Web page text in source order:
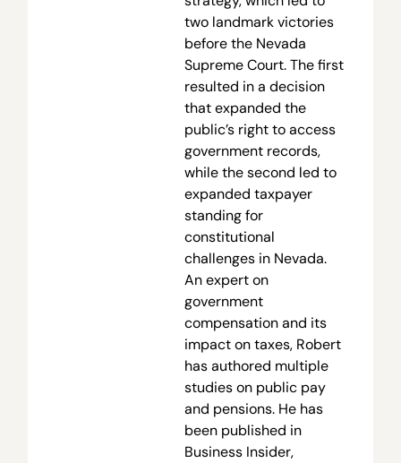
two landmark victories
before the Nevada
Supreme Court. The first
resulted in a decision
that expanded the
public’s right to access
government records,
while the second led to
expanded taxpayer
standing for
constitutional
challenges in Nevada.
An expert on
government
compensation and its
impact on taxes, Robert
has authored multiple
studies on public pay
and pensions. He has
been published in
Business Insider,